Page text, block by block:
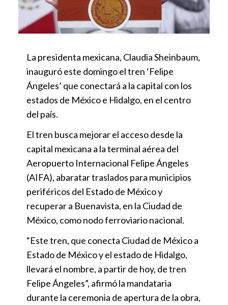
La presidenta mexicana, Claudia Sheinbaum,
inauguró este domingo el tren ‘Felipe
Ángeles’ que conectará a la capital con los
estados de México e Hidalgo, en el centro
del país.
El tren busca mejorar el acceso desde la
capital mexicana a la terminal aérea del
Aeropuerto Internacional Felipe Ángeles
(AIFA), abaratar traslados para municipios
periféricos del Estado de México y
recuperar a Buenavista, en la Ciudad de
México, como nodo ferroviario nacional.
“Este tren, que conecta Ciudad de México a
Estado de México y el estado de Hidalgo,
llevará el nombre, a partir de hoy, de tren
Felipe Ángeles”, afirmó la mandataria
durante la ceremonia de apertura de la obra,